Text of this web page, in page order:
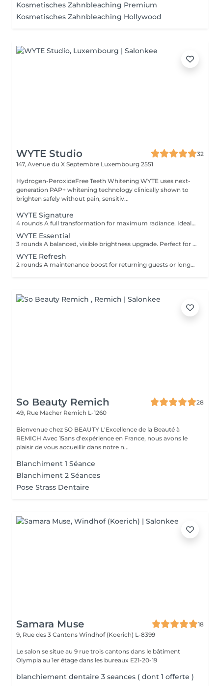
Kosmetisches Zahnbleaching Premium
Kosmetisches Zahnbleaching Hollywood
WYTE Studio
32
147, Avenue du X Septembre Luxembourg 2551
Hydrogen-PeroxideFree Teeth Whitening WYTE uses next-
generation PAP+ whitening technology clinically shown to
brighten safely without pain, sensitiv...
WYTE Signature
4 rounds A full transformation for maximum radiance. Ideal for first-time guests seeking the brightest natural result. 100% satisfaction or money back no-questions asked guarantee*
WYTE Essential
3 rounds A balanced, visible brightness upgrade. Perfect for your first whitening journey.
WYTE Refresh
2 rounds A maintenance boost for returning guests or long-term brilliance seekers, uniquely for returning clients, after your first session.
So Beauty Remich
28
49, Rue Macher Remich L-1260
Bienvenue chez SO BEAUTY L'Excellence de la Beauté à
REMICH Avec 15ans d'expérience en France, nous avons le
plaisir de vous accueillir dans notre n...
Blanchiment 1 Séance
Blanchiment 2 Séances
Pose Strass Dentaire
Samara Muse
18
9, Rue des 3 Cantons Windhof (Koerich) L-8399
Le salon se situe au 9 rue trois cantons dans le bâtiment
Olympia au 1er étage dans les bureaux E21-20-19
blanchiement dentaire 3 seances ( dont 1 offerte )